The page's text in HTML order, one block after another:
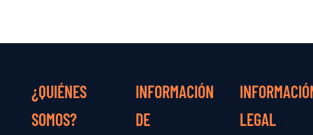
¿QUIÉNES
SOMOS?
INFORMACIÓN
DE
LEGAL